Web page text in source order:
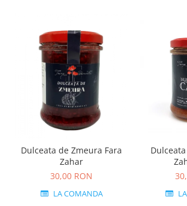
Dulceata de Zmeura Fara
Zahar
30,00 RON
LA COMANDA